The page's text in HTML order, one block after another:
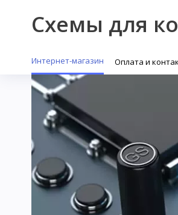
Схемы для
Интернет-магазин Оплата и